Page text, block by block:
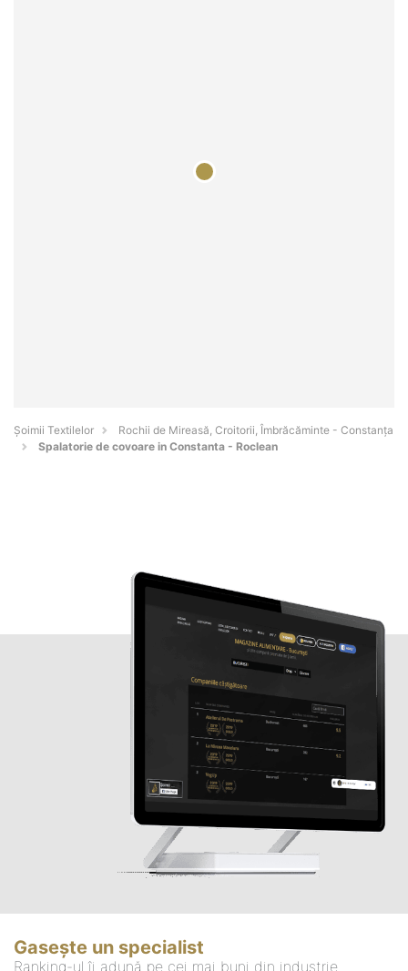
Șoimii Textilelor
Rochii de Mireasă, Croitorii, Îmbrăcăminte - Constanţa
Spalatorie de covoare in Constanta - Roclean
Gasește un specialist
Ranking-ul îi adună pe cei mai buni din industrie